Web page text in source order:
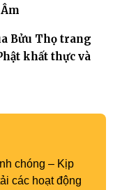
Bửu Thọ trang
khất thực và
chóng – Kịp
các hoạt động